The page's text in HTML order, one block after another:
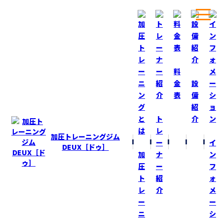
加圧トレーニングジム
DEUX［ドゥ］
加
圧
ト
レ
ー
ニ
ト
レ
ー
ナ
ー
紹
介
料
金
表
設
備
紹
介
イ
ン
フ
ォ
メ
ー
シ
大好物！
2014-1-30
先日、大好物の『柿チョコ』頂きました！ うれしい！！
おやつにコーヒー飲みながら少しづつ食べます！